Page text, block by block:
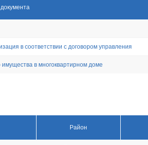
в соответствии с договором управления
в многоквартирном доме
Район